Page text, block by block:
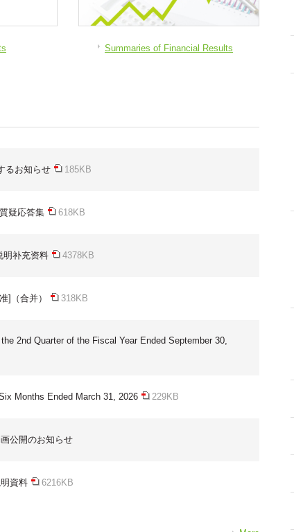
Summaries of Financial Results
るお知らせ 185KB
疑応答集 618KB
明补充资料 4378KB
]（合并） 318KB
2nd Quarter of the Fiscal Year Ended September 30,
Months Ended March 31, 2026 229KB
公開のお知らせ
資料 6216KB